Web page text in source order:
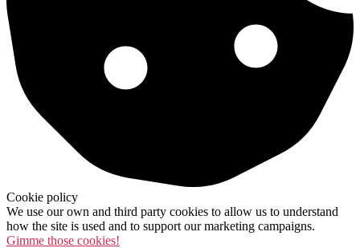
Cookie policy
We use our own and third party cookies to allow us to understand
how the site is used and to support our marketing campaigns.
Gimme those cookies!